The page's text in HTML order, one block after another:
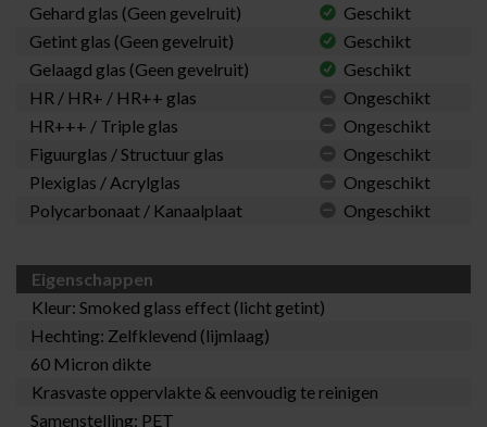
Gehard glas (Geen gevelruit)
Geschikt
Getint glas (Geen gevelruit)
Geschikt
Gelaagd glas (Geen gevelruit)
Geschikt
HR / HR+ / HR++ glas
Ongeschikt
HR+++ / Triple glas
Ongeschikt
Figuurglas / Structuur glas
Ongeschikt
Plexiglas / Acrylglas
Ongeschikt
Polycarbonaat / Kanaalplaat
Ongeschikt
Eigenschappen
Kleur: Smoked glass effect (licht getint)
Hechting: Zelfklevend (lijmlaag)
60 Micron dikte
Krasvaste oppervlakte & eenvoudig te reinigen
Samenstelling: PET